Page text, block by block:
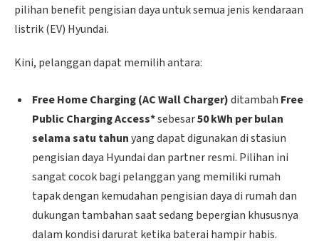
pilihan benefit pengisian daya untuk semua jenis kendaraan
listrik (EV) Hyundai.
Kini, pelanggan dapat memilih antara:
Free Home Charging (AC Wall Charger)ditambah Free
Public Charging Access*sebesar50 kWh per bulan
selama satu tahunyang dapat digunakan di stasiun
pengisian daya Hyundai dan partner resmi. Pilihan ini
sangat cocok bagi pelanggan yang memiliki rumah
tapak dengan kemudahan pengisian daya di rumah dan
dukungan tambahan saat sedang bepergian khususnya
dalam kondisi darurat ketika baterai hampir habis.